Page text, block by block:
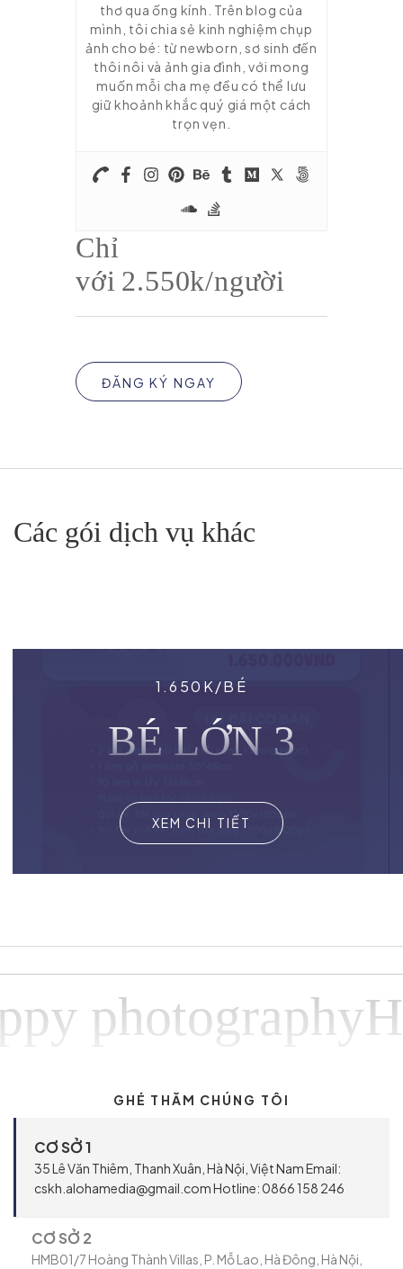
thơ qua ống kính. Trên blog của
mình, tôi chia sẻ kinh nghiệm chụp
ảnh cho bé: từ newborn, sơ sinh đến
thôi nôi và ảnh gia đình, với mong
muốn mỗi cha mẹ đều có thể lưu
giữ khoảnh khắc quý giá một cách
trọn vẹn.
Chỉ
với 2.550k/người
ĐĂNG KÝ NGAY
Các gói dịch vụ khác
1.650K/BÉ
BÉ LỚN 3
XEM CHI TIẾT
GHÉ THĂM CHÚNG TÔI
CƠ SỞ 1
35 Lê Văn Thiêm, Thanh Xuân, Hà Nội, Việt Nam Email:
cskh.alohamedia@gmail.com Hotline: 0866 158 246
CƠ SỞ 2
HMB01/7 Hoàng Thành Villas, P. Mỗ Lao, Hà Đông, Hà Nội,